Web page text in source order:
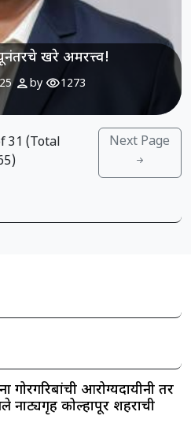
खरे अमरत्त्व!
personby visibility1273
31 (Total
)
Next Page
गोरगरिबांची आरोग्यदायीनी तर
नाट्यगृह कोल्हापूर शहराची